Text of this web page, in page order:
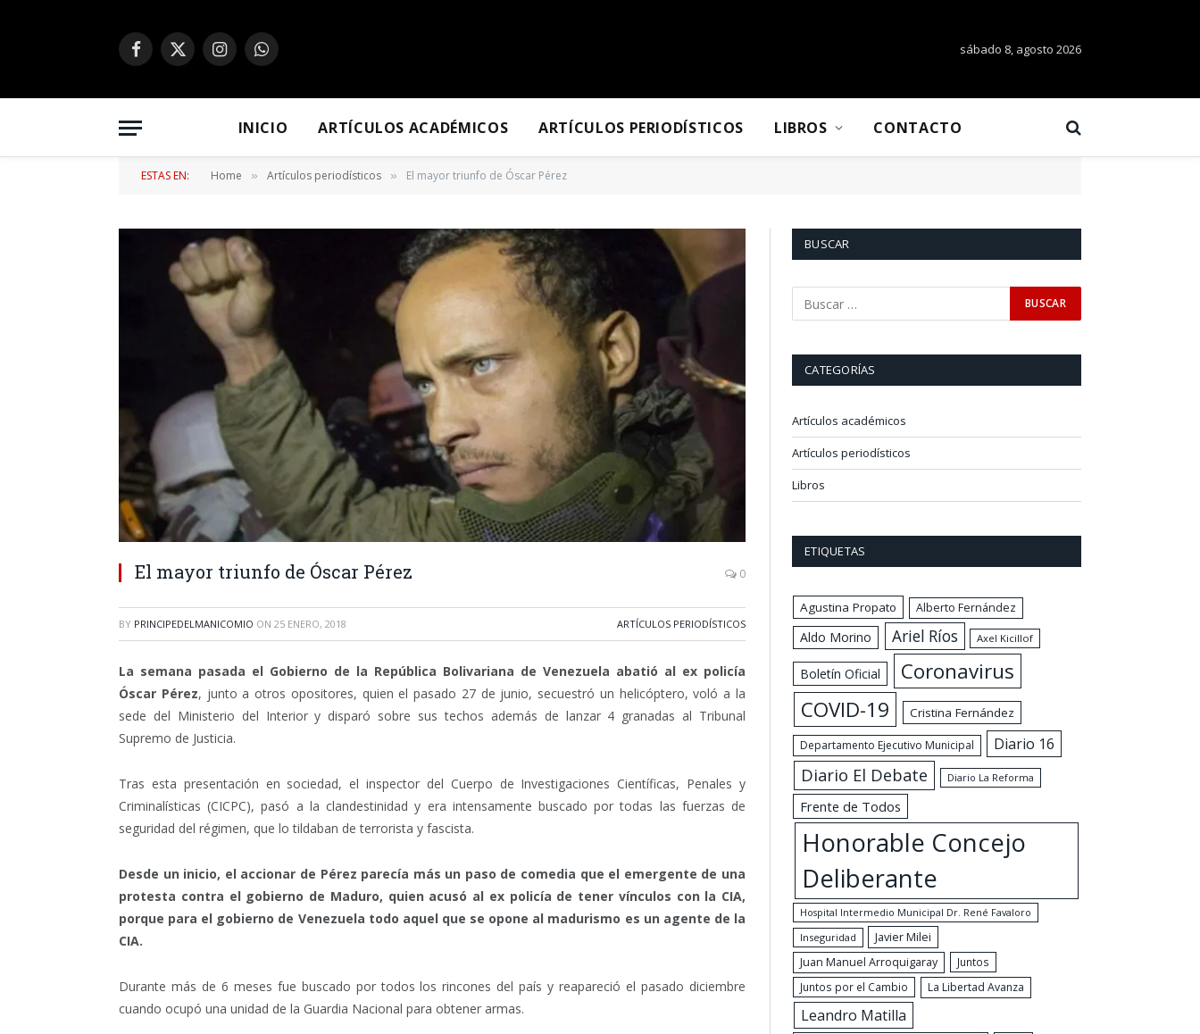
Facebook
X
InstagramWhatsApp sábado 8, agosto 2026
INICIO ARTÍCULOS ACADÉMICOS ARTÍCULOS PERIODÍSTICOS LIBROS CONTACTO
ESTAS EN: Home » Artículos periodísticos » El mayor triunfo de Óscar Pérez
El mayor triunfo de Óscar Pérez 0
BY PRINCIPEDELMANICOMIO ON 25 ENERO, 2018 ARTÍCULOS PERIODÍSTICOS
La semana pasada el Gobierno de la República Bolivariana de Venezuela abatió al ex policía
Óscar Pérez, junto a otros opositores, quien el pasado 27 de junio, secuestró un helicóptero, voló a la
sede del Ministerio del Interior y disparó sobre sus techos además de lanzar 4 granadas al Tribunal
Supremo de Justicia.
Tras esta presentación en sociedad, el inspector del Cuerpo de Investigaciones Científicas, Penales y
Criminalísticas (CICPC), pasó a la clandestinidad y era intensamente buscado por todas las fuerzas de
seguridad del régimen, que lo tildaban de terrorista y fascista.
Desde un inicio, el accionar de Pérez parecía más un paso de comedia que el emergente de una
protesta contra el gobierno de Maduro, quien acusó al ex policía de tener vínculos con la CIA,
porque para el gobierno de Venezuela todo aquel que se opone al madurismo es un agente de la
CIA.
Durante más de 6 meses fue buscado por todos los rincones del país y reapareció el pasado diciembre
cuando ocupó una unidad de la Guardia Nacional para obtener armas.
BUSCAR
CATEGORÍAS
Artículos académicos
Artículos periodísticos
Libros
ETIQUETAS
Agustina Propato Alberto Fernández
Aldo Morino Ariel Ríos Axel Kicillof
Boletín Oficial
Coronavirus
COVID-19
Cristina Fernández
Departamento Ejecutivo Municipal Diario 16
Diario El Debate Diario La Reforma
Frente de Todos
Honorable Concejo
Deliberante
Hospital Intermedio Municipal Dr. René Favaloro
Inseguridad
Javier Milei
Juan Manuel Arroquigaray
Juntos
Juntos por el Cambio
La Libertad Avanza
Leandro Matilla